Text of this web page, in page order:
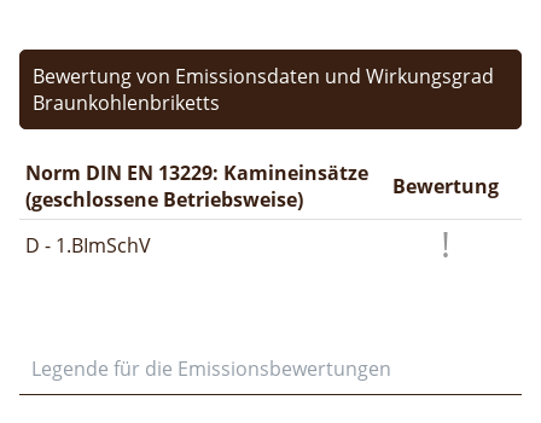
Bewertung von Emissionsdaten und Wirkungsgrad
Braunkohlenbriketts
Norm DIN EN 13229: Kamineinsätze
(geschlossene Betriebsweise)
Bewertung
D - 1.BImSchV
Legende für die Emissionsbewertungen